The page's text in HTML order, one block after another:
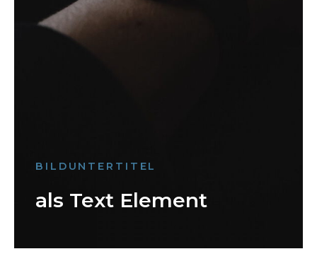
BILDUNTERTITEL
als Text Element